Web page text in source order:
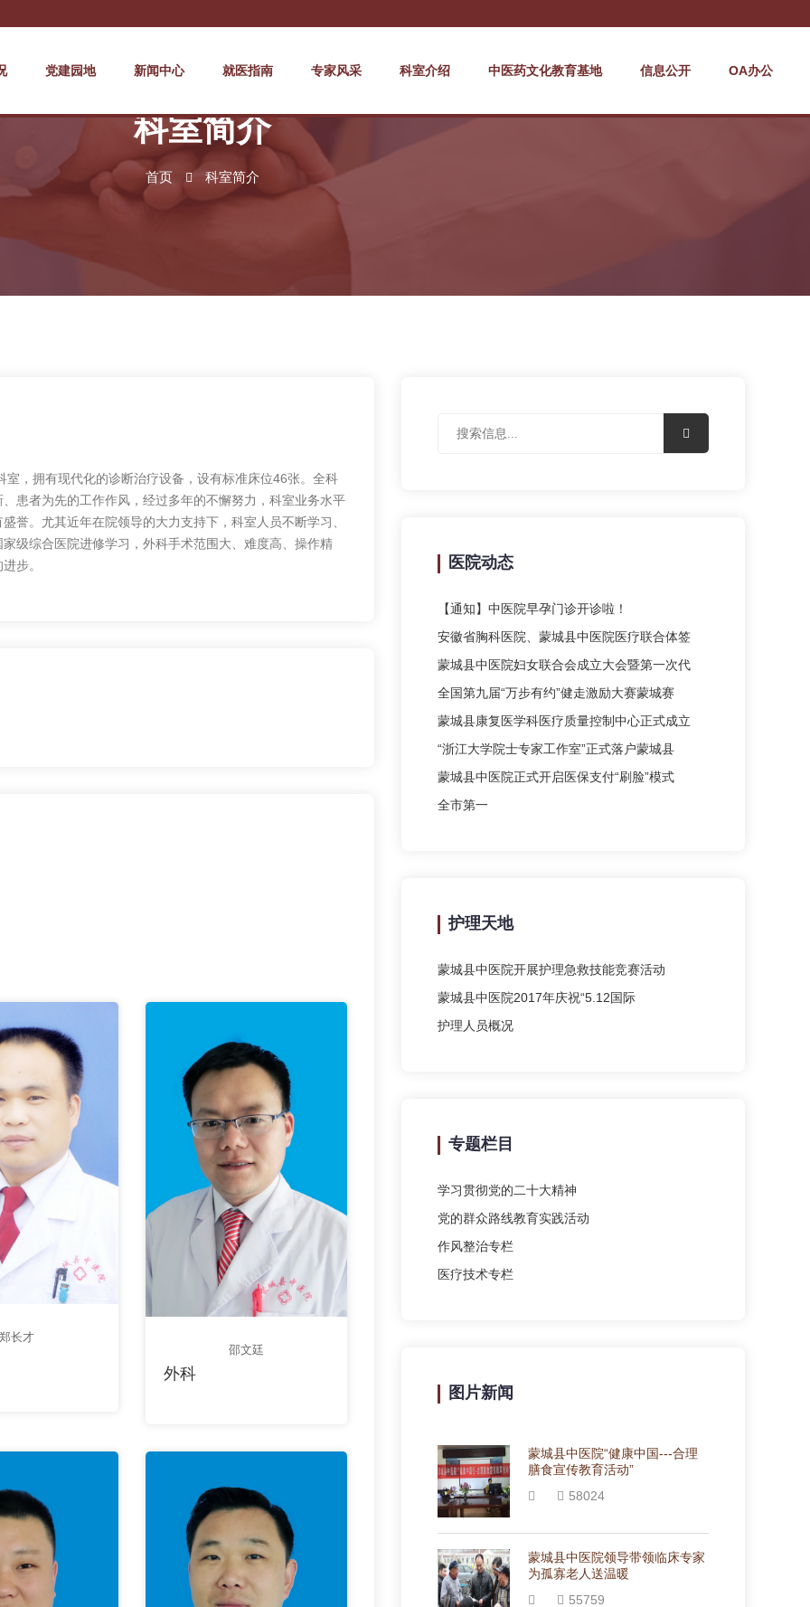
党建园地 新闻中心 就医指南 专家风采 科室介绍 中医药文化教育基地 信息公开 OA办公
科室简介
首页 科室简介
拥有现代化的诊断治疗设备，设有标准床位46张。全科
患者为先的工作作风，经过多年的不懈努力，科室业务水平
誉。尤其近年在院领导的大力支持下，科室人员不断学习、
级综合医院进修学习，外科手术范围大、难度高、操作精
步。
郑长才
邵文廷
外科
医院动态
【通知】中医院早孕门诊开诊啦！
安徽省胸科医院、蒙城县中医院医疗联合体签
蒙城县中医院妇女联合会成立大会暨第一次代
全国第九届“万步有约”健走激励大赛蒙城赛
蒙城县康复医学科医疗质量控制中心正式成立
“浙江大学院士专家工作室”正式落户蒙城县
蒙城县中医院正式开启医保支付“刷脸”模式
全市第一
护理天地
蒙城县中医院开展护理急救技能竞赛活动
蒙城县中医院2017年庆祝“5.12国际
护理人员概况
专题栏目
学习贯彻党的二十大精神
党的群众路线教育实践活动
作风整治专栏
医疗技术专栏
图片新闻
蒙城县中医院“健康中国---合理
膳食宣传教育活动”
58024
蒙城县中医院领导带领临床专家
为孤寡老人送温暖
55759